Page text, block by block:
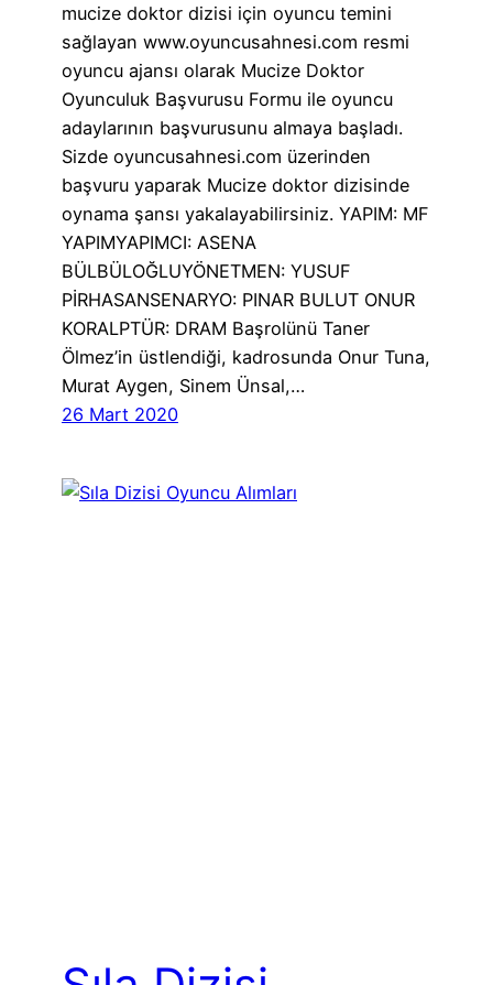
mucize doktor dizisi için oyuncu temini
sağlayan www.oyuncusahnesi.com resmi
oyuncu ajansı olarak Mucize Doktor
Oyunculuk Başvurusu Formu ile oyuncu
adaylarının başvurusunu almaya başladı.
Sizde oyuncusahnesi.com üzerinden
başvuru yaparak Mucize doktor dizisinde
oynama şansı yakalayabilirsiniz. YAPIM: MF
YAPIMYAPIMCI: ASENA
BÜLBÜLOĞLUYÖNETMEN: YUSUF
PİRHASANSENARYO: PINAR BULUT ONUR
KORALPTÜR: DRAM Başrolünü Taner
Ölmez’in üstlendiği, kadrosunda Onur Tuna,
Murat Aygen, Sinem Ünsal,…
26 Mart 2020